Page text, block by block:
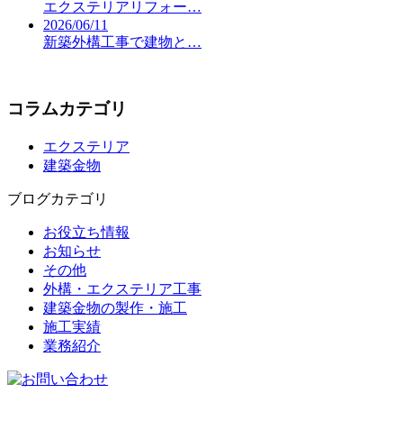
エクステリアリフォー…
2026/06/11
新築外構工事で建物と…
コラムカテゴリ
エクステリア
建築金物
ブログカテゴリ
お役立ち情報
お知らせ
その他
外構・エクステリア工事
建築金物の製作・施工
施工実績
業務紹介